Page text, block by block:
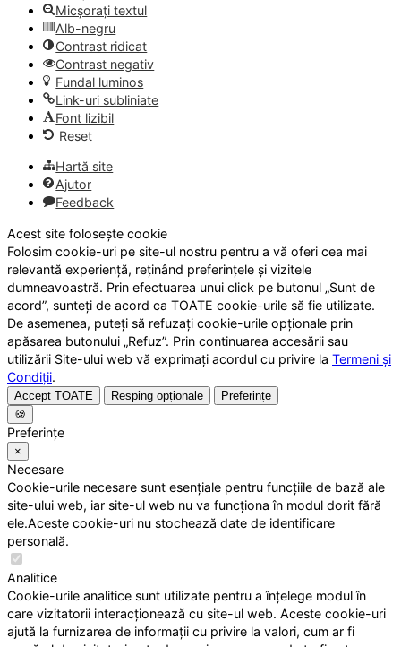
Micșorați textul
Alb-negru
Contrast ridicat
Contrast negativ
Fundal luminos
Link-uri subliniate
Font lizibil
Reset
Hartă site
Ajutor
Feedback
Acest site folosește cookie
Folosim cookie-uri pe site-ul nostru pentru a vă oferi cea mai
relevantă experiență, reținând preferințele și vizitele
dumneavoastră. Prin efectuarea unui click pe butonul „Sunt de
acord”, sunteți de acord ca TOATE cookie-urile să fie utilizate.
De asemenea, puteți să refuzați cookie-urile opționale prin
apăsarea butonului „Refuz”. Prin continuarea accesării sau
utilizării Site-ului web vă exprimați acordul cu privire la Termeni și
Condiții.
Accept TOATE Resping opționale
Preferințe
🍪
Preferințe
×
Necesare
Cookie-urile necesare sunt esențiale pentru funcțiile de bază ale
site-ului web, iar site-ul web nu va funcționa în modul dorit fără
ele.Aceste cookie-uri nu stochează date de identificare
personală.
Analitice
Cookie-urile analitice sunt utilizate pentru a înțelege modul în
care vizitatorii interacționează cu site-ul web. Aceste cookie-uri
ajută la furnizarea de informații cu privire la valori, cum ar fi